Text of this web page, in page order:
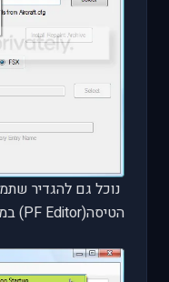
נוכל גם להגדיר
הטיסה(PF Editor
)